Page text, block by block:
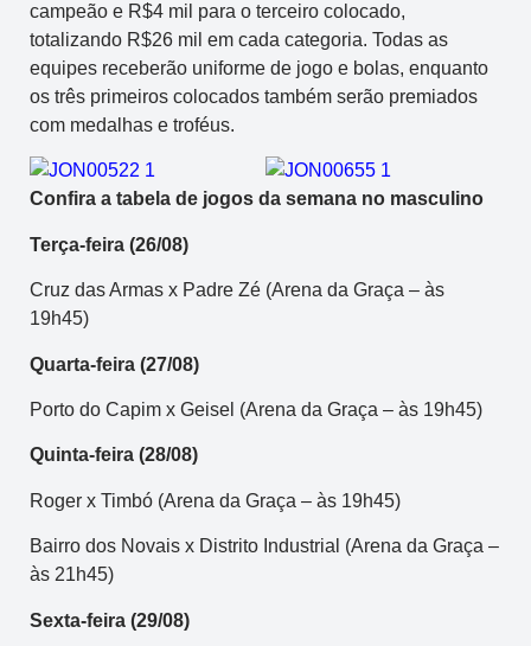
campeão e R$4 mil para o terceiro colocado,
totalizando R$26 mil em cada categoria. Todas as
equipes receberão uniforme de jogo e bolas, enquanto
os três primeiros colocados também serão premiados
com medalhas e troféus.
Confira a tabela de jogos da semana no masculino
Terça-feira (26/08)
Cruz das Armas x Padre Zé (Arena da Graça – às
19h45)
Quarta-feira (27/08)
Porto do Capim x Geisel (Arena da Graça – às 19h45)
Quinta-feira (28/08)
Roger x Timbó (Arena da Graça – às 19h45)
Bairro dos Novais x Distrito Industrial (Arena da Graça –
às 21h45)
Sexta-feira (29/08)